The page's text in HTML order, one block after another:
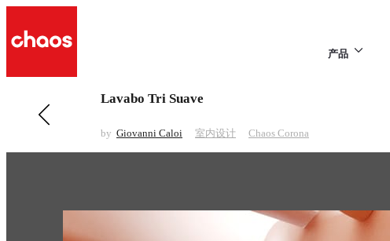
产品
前一 室内设计
Lavabo Tri Suave
by Giovanni Caloi 室内设计 Chaos Corona